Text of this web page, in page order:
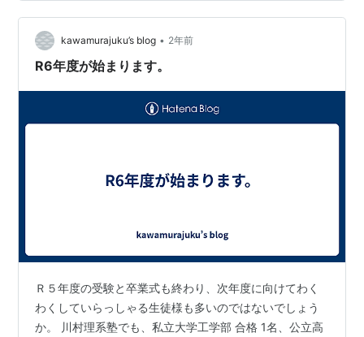
けばみんながオレのヒーローだった。 そんな思いを形に
しました。 4月にはカラオケDAMにも配信されましたの
で、ぜひ機会があれば歌ってみてください。
kawamurajuku’s blog • 2年前
R6年度が始まります。
Ｒ５年度の受験と卒業式も終わり、次年度に向けてわく
わくしていらっしゃる生徒様も多いのではないでしょう
か。 川村理系塾でも、私立大学工学部 合格 1名、公立高